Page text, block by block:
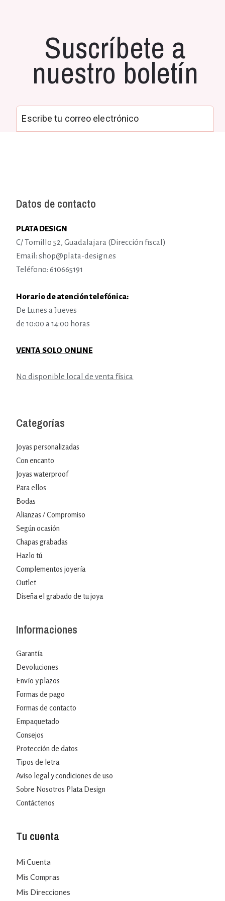
Suscríbete a
nuestro boletín
Datos de contacto
PLATA DESIGN
C/ Tomillo 52, Guadalajara (Dirección fiscal)
Email: shop@plata-design.es
Teléfono: 610665191
Horario de atención telefónica:
De Lunes a Jueves
de 10:00 a 14:00 horas
VENTA SOLO ONLINE
No disponible local de venta física
Categorías
Joyas personalizadas
Con encanto
Joyas waterproof
Para ellos
Bodas
Alianzas / Compromiso
Según ocasión
Chapas grabadas
Hazlo tú
Complementos joyería
Outlet
Diseña el grabado de tu joya
Informaciones
Garantía
Devoluciones
Envío y plazos
Formas de pago
Formas de contacto
Empaquetado
Consejos
Protección de datos
Tipos de letra
Aviso legal y condiciones de uso
Sobre Nosotros Plata Design
Contáctenos
Tu cuenta
Mi Cuenta
Mis Compras
Mis Direcciones